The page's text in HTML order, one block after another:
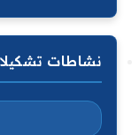
نشاطات